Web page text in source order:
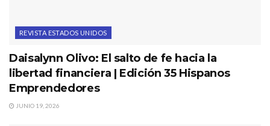
REVISTA ESTADOS UNIDOS
Daisalynn Olivo: El salto de fe hacia la
libertad financiera | Edición 35 Hispanos
Emprendedores
JUNIO 19, 2026